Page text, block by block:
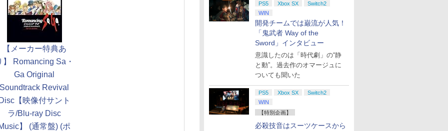
PS5 Xbox SX
Switch2
WIN
開発チームでは巌流が人気！
「鬼武者 Way of the
Sword」インタビュー
意識したのは「時代劇」の“静
と動”。過去作のオマージュに
ついても聞いた
PS5 Xbox SX
Switch2
WIN
【特別企画】
必殺技音はスーツケースから
【メーカー特典あ
】 Romancing Sa・
Ga Original
Soundtrack Revival
【映像付サント
ラ/Blu-ray Disc
】 (通常盤) (ポ